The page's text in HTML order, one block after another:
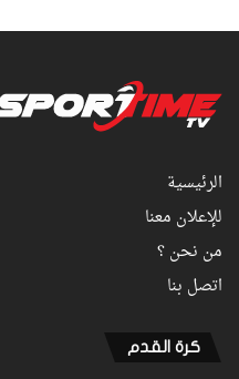
الرئيسية
للإعلان معنا
من نحن ؟
اتصل بنا
كرة القدم